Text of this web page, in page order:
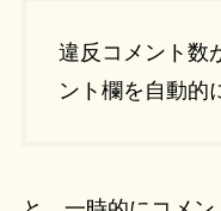
違反コメント数
ント欄を自動的